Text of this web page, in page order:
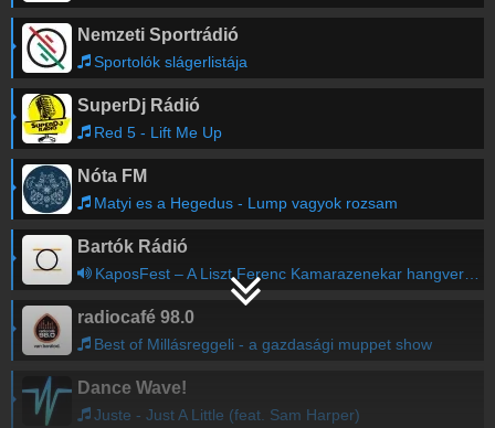
Nemzeti Sportrádió
Sportolók slágerlistája
SuperDj Rádió
Red 5 - Lift Me Up
Nóta FM
Matyi es a Hegedus - Lump vagyok rozsam
Bartók Rádió
KaposFest – A Liszt Ferenc Kamarazenekar hangversenye
radiocafé 98.0
Best of Millásreggeli - a gazdasági muppet show
Dance Wave!
Juste - Just A Little (feat. Sam Harper)